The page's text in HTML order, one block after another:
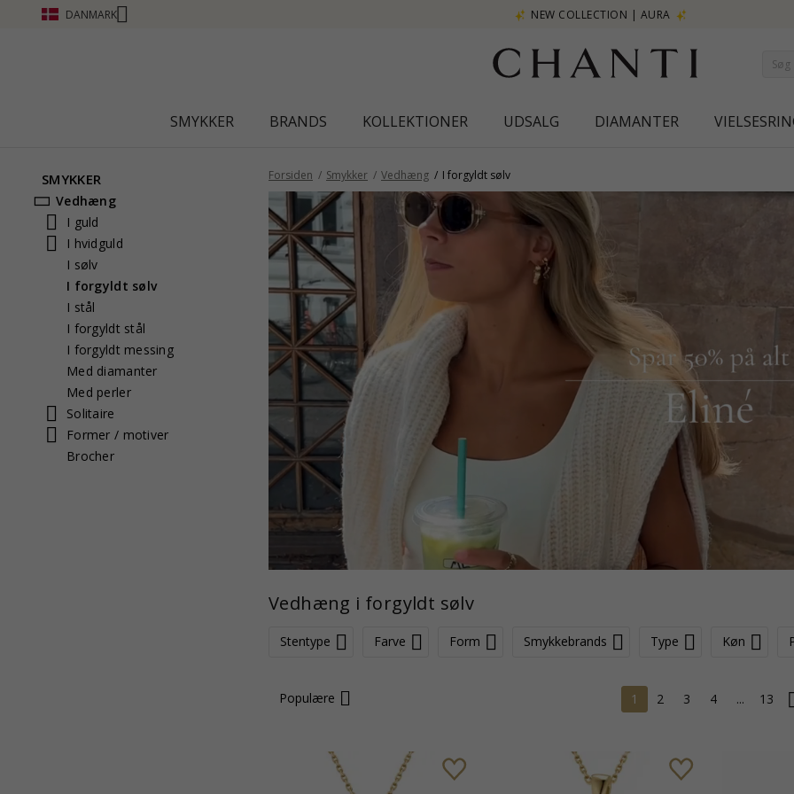
DANMARK NEW COLLECTION | AURA
SMYKKER BRANDS KOLLEKTIONER UDSALG DIAMANTER
SMYKKER
Vedhæng
I guld
I hvidguld
I sølv
I forgyldt sølv
I stål
I forgyldt stål
I forgyldt messing
Med diamanter
Med perler
Solitaire
Former / motiver
Brocher
Forsiden Smykker Vedhæng I forgyldt sølv
Vedhæng i forgyldt sølv
Stentype Farve Form Smykkebrands Type Køn
Populære 1 2 3 4 ... 13